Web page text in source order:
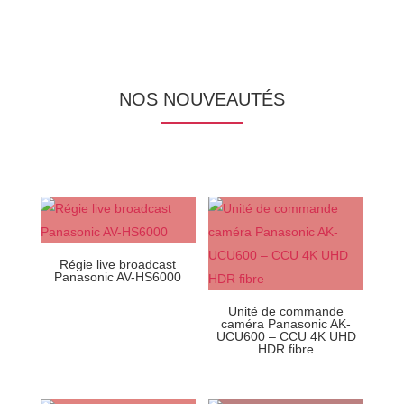
NOS NOUVEAUTÉS
Régie live broadcast
Panasonic AV-HS6000
Unité de commande
caméra Panasonic AK-
UCU600 – CCU 4K UHD
HDR fibre